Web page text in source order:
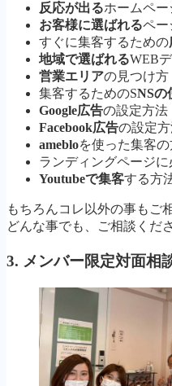
反応が出るホームペ
お客様に選ばれるペー
すぐに集客するための
地域で選ばれるWEB
営業エリアの見つけ方
集客するためのSNSの
Google広告の設定方法
Facebook広告の設定
amebloを使った集客
ランディングページに
Youtubeで集客する方
もちろんコレ以外の事もご
どんな事でも、ご相談くだ
3. メンバー限定対面相